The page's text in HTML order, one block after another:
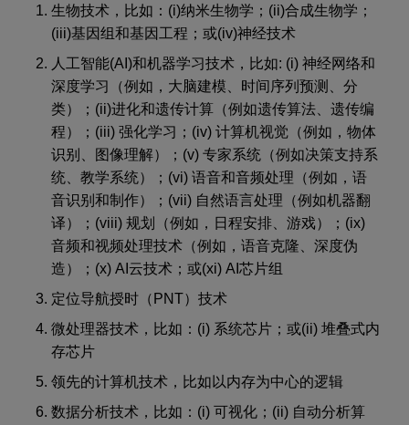
生物技术，比如：(i)纳米生物学；(ii)合成生物学；
(iii)基因组和基因工程；或(iv)神经技术
人工智能(AI)和机器学习技术，比如: (i) 神经网络和
深度学习（例如，大脑建模、时间序列预测、分
类）；(ii)进化和遗传计算（例如遗传算法、遗传编
程）；(iii) 强化学习；(iv) 计算机视觉（例如，物体
识别、图像理解）；(v) 专家系统（例如决策支持系
统、教学系统）；(vi) 语音和音频处理（例如，语
音识别和制作）；(vii) 自然语言处理（例如机器翻
译）；(viii) 规划（例如，日程安排、游戏）；(ix)
音频和视频处理技术（例如，语音克隆、深度伪
造）；(x) AI云技术；或(xi) AI芯片组
定位导航授时（PNT）技术
微处理器技术，比如：(i) 系统芯片；或(ii) 堆叠式内
存芯片
领先的计算机技术，比如以内存为中心的逻辑
数据分析技术，比如：(i) 可视化；(ii) 自动分析算